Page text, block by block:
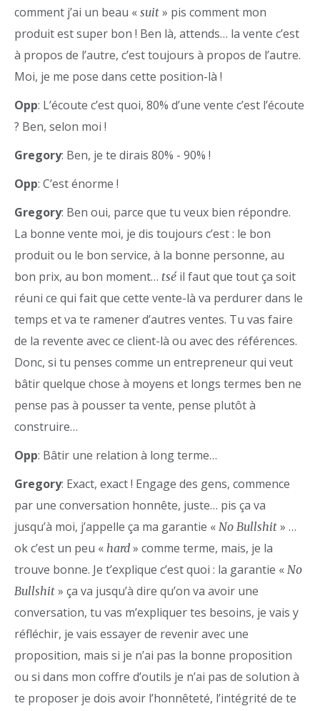
comment j’ai un beau « suit » pis comment mon
produit est super bon ! Ben là, attends… la vente c’est
à propos de l’autre, c’est toujours à propos de l’autre.
Moi, je me pose dans cette position-là !
Opp: L’écoute c’est quoi, 80% d’une vente c’est l’écoute
? Ben, selon moi !
Gregory: Ben, je te dirais 80% - 90% !
Opp: C’est énorme !
Gregory: Ben oui, parce que tu veux bien répondre.
La bonne vente moi, je dis toujours c’est : le bon
produit ou le bon service, à la bonne personne, au
bon prix, au bon moment… tsé il faut que tout ça soit
réuni ce qui fait que cette vente-là va perdurer dans le
temps et va te ramener d’autres ventes. Tu vas faire
de la revente avec ce client-là ou avec des références.
Donc, si tu penses comme un entrepreneur qui veut
bâtir quelque chose à moyens et longs termes ben ne
pense pas à pousser ta vente, pense plutôt à
construire…
Opp: Bâtir une relation à long terme…
Gregory: Exact, exact ! Engage des gens, commence
par une conversation honnête, juste… pis ça va
jusqu’à moi, j’appelle ça ma garantie « No Bullshit » …
ok c’est un peu « hard » comme terme, mais, je la
trouve bonne. Je t’explique c’est quoi : la garantie « No
Bullshit » ça va jusqu’à dire qu’on va avoir une
conversation, tu vas m’expliquer tes besoins, je vais y
réfléchir, je vais essayer de revenir avec une
proposition, mais si je n’ai pas la bonne proposition
ou si dans mon coffre d’outils je n’ai pas de solution à
te proposer je dois avoir l’honnêteté, l’intégrité de te